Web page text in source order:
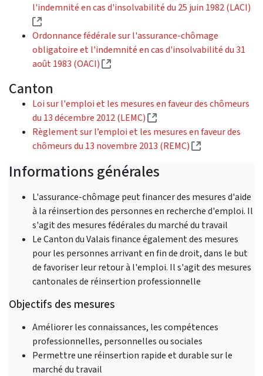
l'indemnité en cas d'insolvabilité du 25 juin 1982 (LACI)
(External link)
Ordonnance fédérale sur l'assurance-chômage
obligatoire et l'indemnité en cas d'insolvabilité du 31
août 1983 (OACI)
(External link)
Canton
Loi sur l'emploi et les mesures en faveur des chômeurs
du 13 décembre 2012 (LEMC)
(External link)
Règlement sur l’emploi et les mesures en faveur des
chômeurs du 13 novembre 2013 (REMC)
(External link)
Informations générales
L'assurance-chômage peut financer des mesures d'aide
à la réinsertion des personnes en recherche d'emploi. Il
s'agit des mesures fédérales du marché du travail
Le Canton du Valais finance également des mesures
pour les personnes arrivant en fin de droit, dans le but
de favoriser leur retour à l'emploi. Il s'agit des mesures
cantonales de réinsertion professionnelle
Objectifs des mesures
Améliorer les connaissances, les compétences
professionnelles, personnelles ou sociales
Permettre une réinsertion rapide et durable sur le
marché du travail